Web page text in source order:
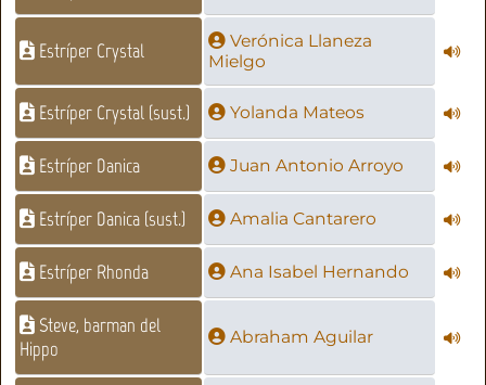
Estríper Crystal
Verónica Llaneza
Mielgo
Estríper Crystal (sust.) Yolanda Mateos
Estríper Danica Juan Antonio Arroyo
Estríper Danica (sust.) Amalia Cantarero
Estríper Rhonda Ana Isabel Hernando
Steve, barman del
Hippo
Abraham Aguilar